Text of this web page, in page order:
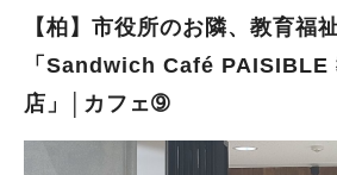
す。 ☆公式ホームページはこちらから 人気店のため、売り切れ
UL COFFEEさんでは テイクアウトやデ
可能です。 最新情報は公式ホームページまたは、 公式Instagra
き、ありがとうございました！
で厚焼きトーストセット(厚焼きトースト
サラダ)、 サンドイッチセット(サンドイ
グサラダ)を選択するとが出来ます♪ 私は、カフェオーレのアイ
スとモーニングのサンドイッチセット、
ス￥500 or￥700円でカレーをセットにす
【柏】市役所のお隣、教育福
「Sandwich Café PAISIBLE
店」│カフェ➈